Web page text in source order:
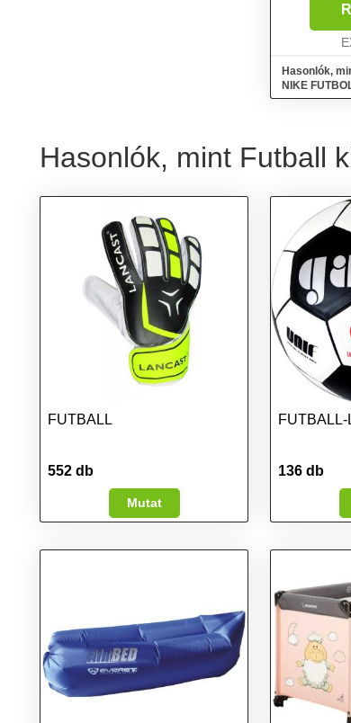
akiknek
Hasonlók,
NIKE
Hasonlók, mint Futball
FUTBALL
552 db
Mutat
136 db